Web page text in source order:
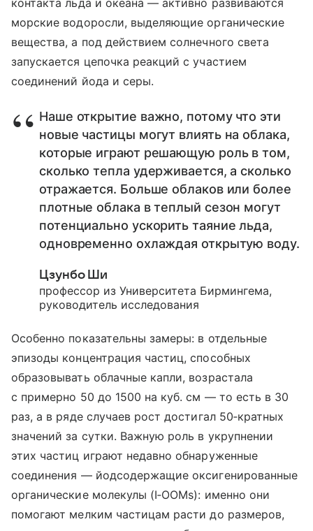
контакта льда и океана — активно развиваются
морские водоросли, выделяющие органические
вещества, а под действием солнечного света
запускается цепочка реакций с участием
соединений йода и серы.
Наше открытие важно, потому что эти
новые частицы могут влиять на облака,
которые играют решающую роль в том,
сколько тепла удерживается, а сколько
отражается. Больше облаков или более
плотные облака в теплый сезон могут
потенциально ускорить таяние льда,
одновременно охлаждая открытую воду.
Цзунбо Ши
профессор из Университета Бирмингема,
руководитель исследования
Особенно показательны замеры: в отдельные
эпизоды концентрация частиц, способных
образовывать облачные капли, возрастала
с примерно 50 до 1500 на куб. см — то есть в 30
раз, а в ряде случаев рост достигал 50‑кратных
значений за сутки. Важную роль в укрупнении
этих частиц играют недавно обнаруженные
соединения — йодсодержащие оксигенированные
органические молекулы (I‑OOMs): именно они
помогают мелким частицам расти до размеров,